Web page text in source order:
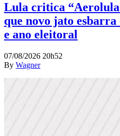
Lula critica
que novo jato
e ano eleitoral
07/08/2026 20h52
By Wagner